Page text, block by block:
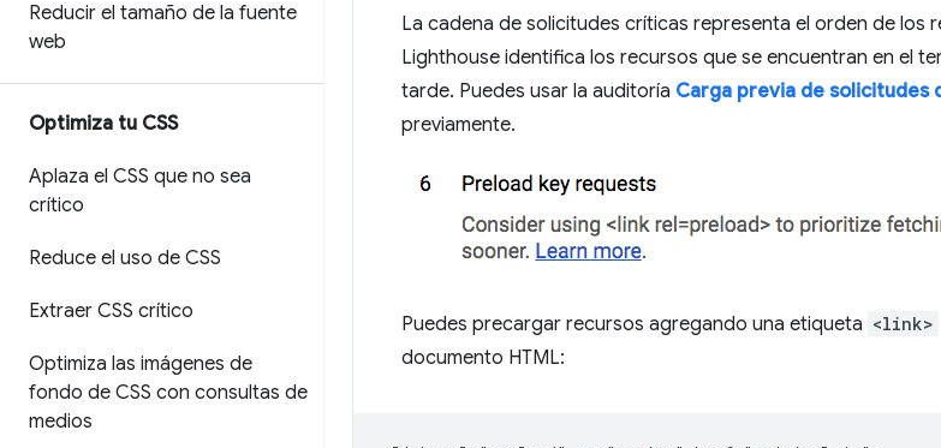
Reducir el tamaño de la fuente
web
Optimiza tu CSS
Aplaza el CSS que no sea
crítico
Reduce el uso de CSS
Extraer CSS crítico
Optimiza las imágenes de
fondo de CSS con consultas de
medios
La cadena de solicitudes críticas representa el orden de los
Lighthouse identifica los recursos que se encuentran en el
tarde. Puedes usar la auditoría Carga previa de solicitudes
previamente.
Puedes precargar recursos agregando una etiqueta <link>
documento HTML: